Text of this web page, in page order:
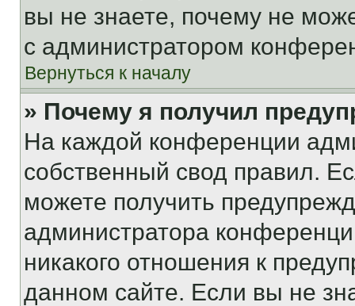
вы не знаете, почему не
с администратором
Вернуться к началу
» Почему я получил
На каждой конференции
собственный свод правил.
можете получить
администратора
никакого отношения к
данном сайте. Если вы не